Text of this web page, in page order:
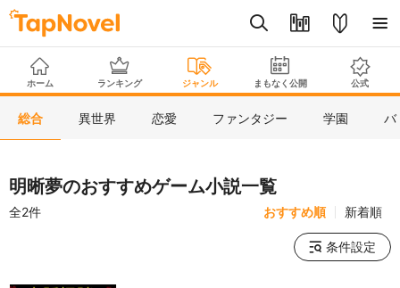
ホーム ランキング ジャンル まもなく公開 公式
総合 異世界 恋愛 ファンタジー 学園 バ
明晰夢のおすすめゲーム小説一覧
全2件 おすすめ順 新着順
条件設定